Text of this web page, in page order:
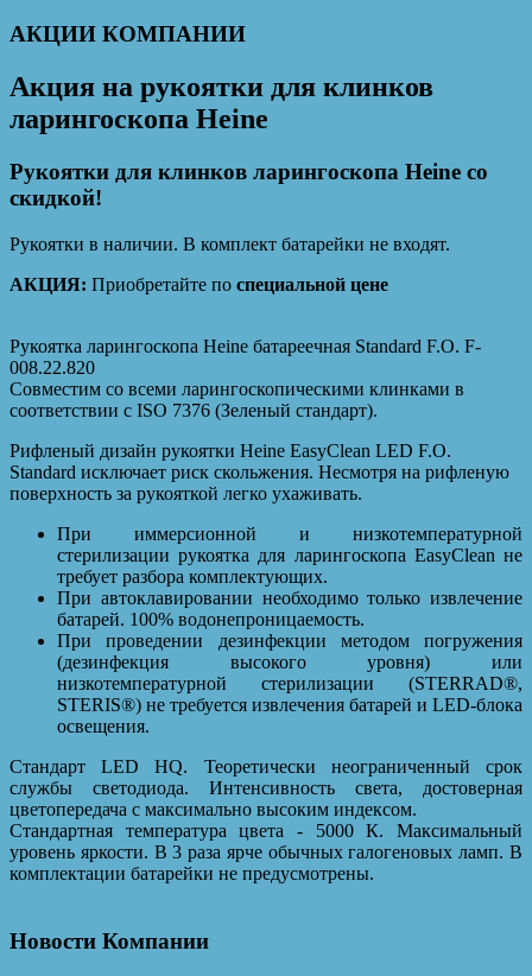
АКЦИИ КОМПАНИИ
Акция на рукоятки для клинков
ларингоскопа Heine
Рукоятки для клинков ларингоскопа Heine со
скидкой!
Рукоятки в наличии. В комплект батарейки не входят.
АКЦИЯ: Приобретайте по специальной цене
Рукоятка ларингоскопа Heine батареечная Standard F.O. F-
008.22.820
Совместим со всеми ларингоскопическими клинками в
соответствии с ISO 7376 (Зеленый стандарт).
Рифленый дизайн рукоятки Heine EasyClean LED F.O.
Standard исключает риск скольжения. Несмотря на рифленую
поверхность за рукояткой легко ухаживать.
При иммерсионной и низкотемпературной
стерилизации рукоятка для ларингоскопа EasyClean не
требует разбора комплектующих.
При автоклавировании необходимо только извлечение
батарей. 100% водонепроницаемость.
При проведении дезинфекции методом погружения
(дезинфекция высокого уровня) или
низкотемпературной стерилизации (STERRAD®,
STERIS®) не требуется извлечения батарей и LED-блока
освещения.
Стандарт LED HQ. Теоретически неограниченный срок
службы светодиода. Интенсивность света, достоверная
цветопередача с максимально высоким индексом.
Стандартная температура цвета - 5000 К. Максимальный
уровень яркости. В 3 раза ярче обычных галогеновых ламп. В
комплектации батарейки не предусмотрены.
Новости Компании